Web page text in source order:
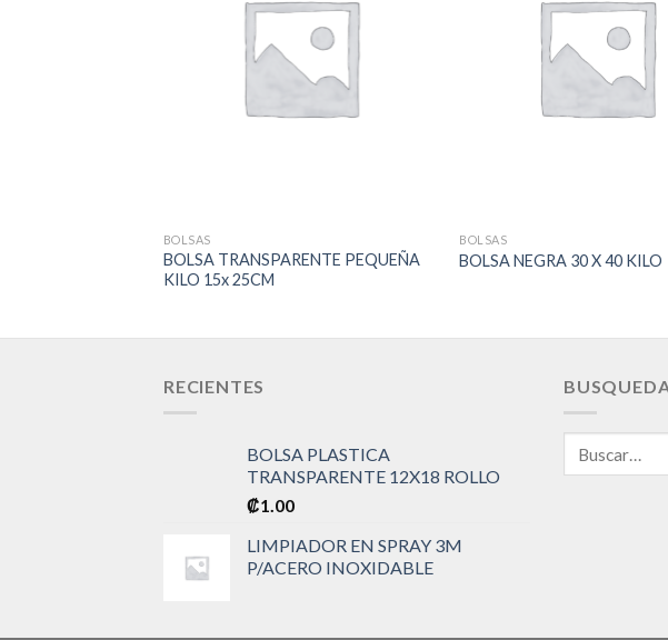
BOLSAS
BOLSA TRANSPARENTE PEQUEÑA
KILO 15x 25CM
BOLSAS
BOLSA NEGRA 30 X 40 KILO
RECIENTES
BOLSA PLASTICA
TRANSPARENTE 12X18 ROLLO
₡1.00
LIMPIADOR EN SPRAY 3M
P/ACERO INOXIDABLE